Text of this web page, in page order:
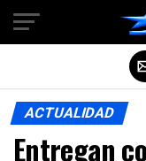
ACTUALIDAD
Entregan